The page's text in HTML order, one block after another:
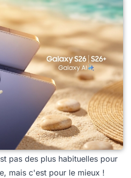
pas des plus habituelles pour
mais c'est pour le mieux !